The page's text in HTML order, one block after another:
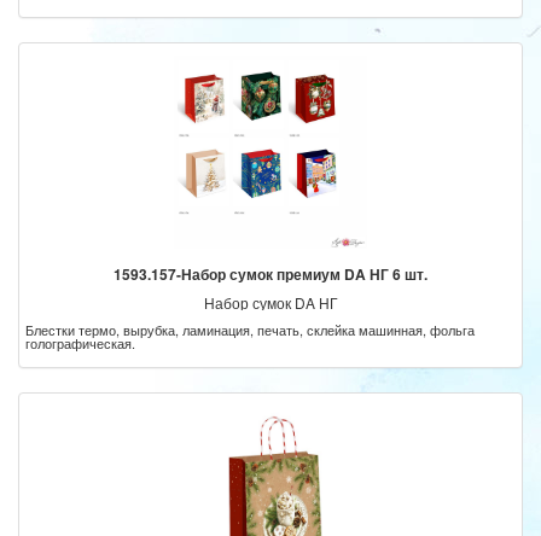
1593.157-Набор сумок премиум DA НГ 6 шт.
Набор сумок DA НГ
Блестки термо, вырубка, ламинация, печать, склейка машинная, фольга
голографическая.